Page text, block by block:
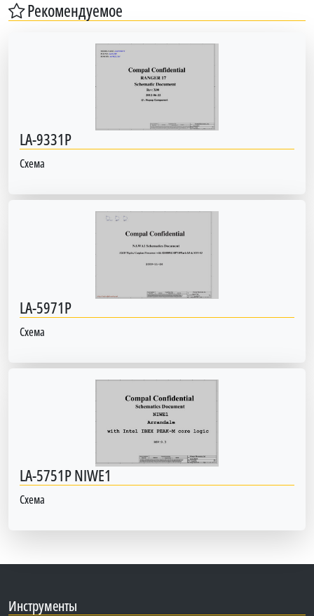
Рекомендуемое
LA-9331P
Схема
LA-5971P
Схема
LA-5751P NIWE1
Схема
Инструменты